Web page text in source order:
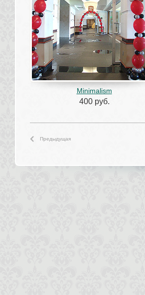
Minimalism
400 руб.
Предыдущая